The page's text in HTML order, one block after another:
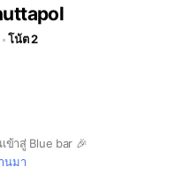
โน้ต 2
าสู่ Blue bar 🎉
นมา